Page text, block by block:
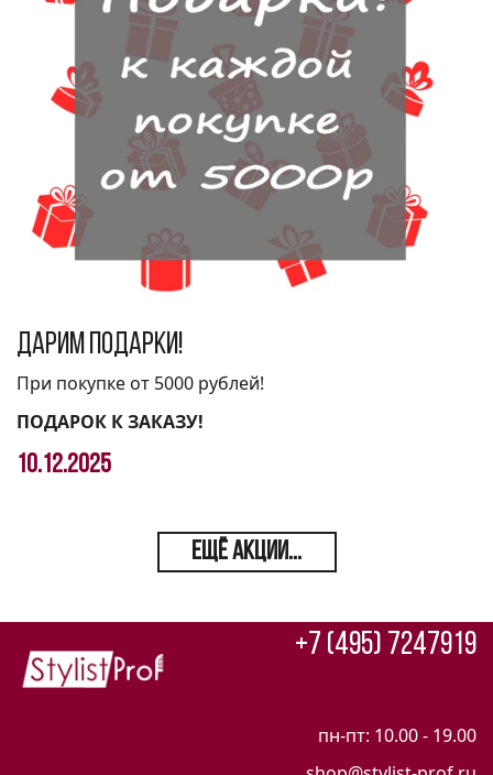
Дарим подарки!
При покупке от 5000 рублей!
ПОДАРОК К ЗАКАЗУ!
10.12.2025
ЕЩЁ АКЦИИ...
+7 (495) 7247919
пн-пт: 10.00 - 19.00